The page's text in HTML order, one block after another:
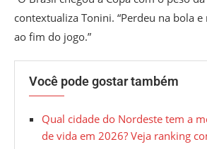
contextualiza Tonini. “Perdeu na bola
ao fim do jogo.”
Você pode gostar também
Qual cidade do Nordeste tem a
de vida em 2026? Veja ranking